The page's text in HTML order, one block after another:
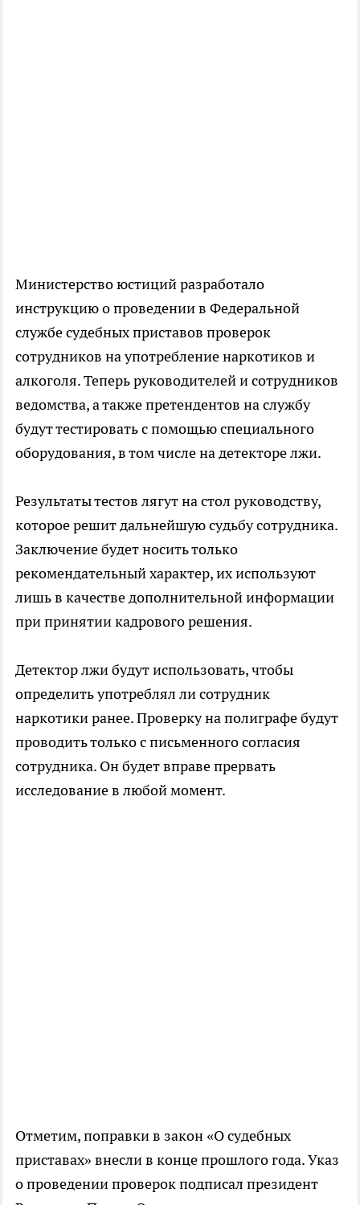
Министерство юстиций разработало
инструкцию о проведении в Федеральной
службе судебных приставов проверок
сотрудников на употребление наркотиков и
алкоголя. Теперь руководителей и сотрудников
ведомства, а также претендентов на службу
будут тестировать с помощью специального
оборудования, в том числе на детекторе лжи.
Результаты тестов лягут на стол руководству,
которое решит дальнейшую судьбу сотрудника.
Заключение будет носить только
рекомендательный характер, их используют
лишь в качестве дополнительной информации
при принятии кадрового решения.
Детектор лжи будут использовать, чтобы
определить употреблял ли сотрудник
наркотики ранее. Проверку на полиграфе будут
проводить только с письменного согласия
сотрудника. Он будет вправе прервать
исследование в любой момент.
Отметим, поправки в закон «О судебных
приставах» внесли в конце прошлого года. Указ
о проведении проверок подписал президент